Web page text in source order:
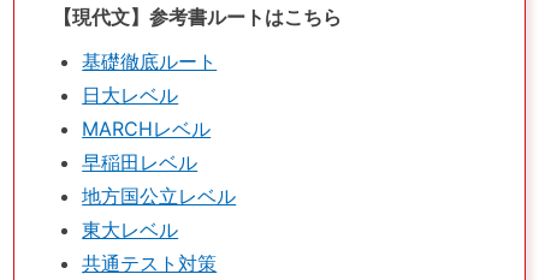
【現代文】参考書ルートはこちら
基礎徹底ルート
日大レベル
MARCHレベル
早稲田レベル
地方国公立レベル
東大レベル
共通テスト対策